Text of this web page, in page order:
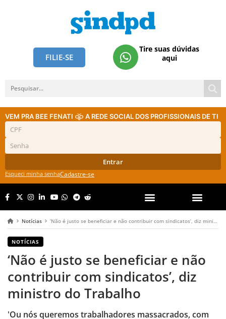
FILIE-SE
Tire suas dúvidas
aqui
VEM PRA BEE FENATI A REDE SOCIAL DOS PROFISSIONAIS DE TI
Entrar
Esqueci minha senhaCadastre-se
Notícias ‘Não é justo se beneficiar e não contribuir com sindicatos’, diz ministro do Trabalho
NOTÍCIAS
‘Não é justo se beneficiar e não
contribuir com sindicatos’, diz
ministro do Trabalho
'Ou nós queremos trabalhadores massacrados, com